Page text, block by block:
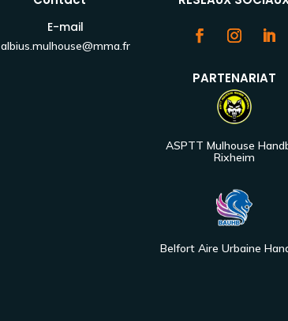
E-mail
albius.mulhouse@mma.fr
PARTENARIAT
ASPTT Mulhouse
Rixheim
Belfort Aire Urbaine